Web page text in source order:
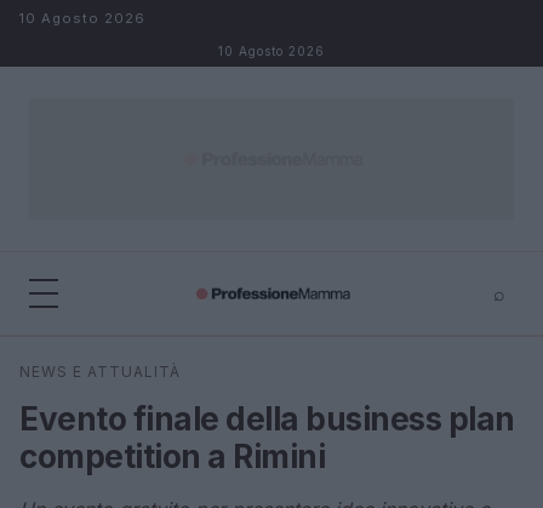
Salta al contenuto
10 Agosto 2026
10 Agosto 2026
⌕
Cerca
NEWS E ATTUALITÀ
Evento finale della business plan
competition a Rimini